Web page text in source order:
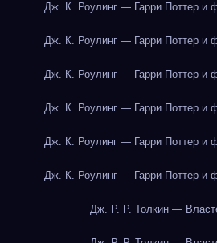
Дж. К. Роулинг — Гарри Поттер и
Дж. К. Роулинг — Гарри Поттер и
Дж. К. Роулинг — Гарри Поттер и
Дж. К. Роулинг — Гарри Поттер и
Дж. К. Роулинг — Гарри Поттер и
Дж. К. Роулинг — Гарри Поттер и
Дж. Р. Р. Толкин —